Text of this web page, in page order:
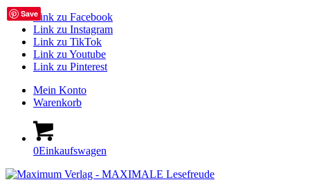
Link zu Facebook
Link zu Instagram
Link zu TikTok
Link zu Youtube
Link zu Pinterest
Mein Konto
Warenkorb
0Einkaufswagen
Save